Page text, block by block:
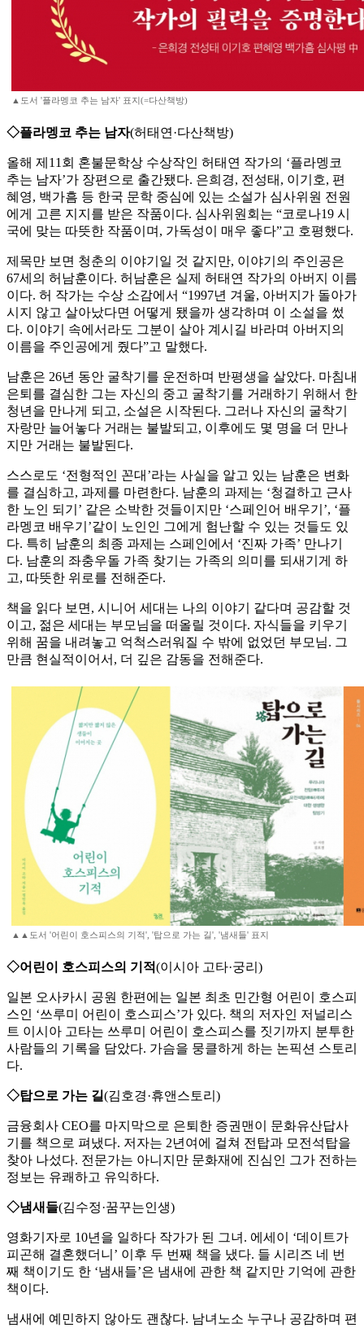
▲도서 '플라멩코 추는 남자' 표지(=다산책방)
◇플라멩코 추는 남자(허태연·다산책방)
올해 제11회 혼불문학상 수상작인 허태연 작가의 ‘플라멩코
추는 남자’가 장편으로 출간됐다. 은희경, 전성태, 이기호, 편
혜영, 백가흠 등 한국 문학 중심에 있는 소설가 심사위원 전원
에게 고른 지지를 받은 작품이다. 심사위원회는 “코로나19 시
국에 맞는 따뜻한 작품이며, 가독성이 매우 좋다”고 호평했다.
제목만 보면 청춘의 이야기일 것 같지만, 이야기의 주인공은
67세의 허남훈이다. 허남훈은 실제 허태연 작가의 아버지 이름
이다. 허 작가는 수상 소감에서 “1997년 겨울, 아버지가 돌아가
시지 않고 살아났다면 어떻게 됐을까 생각하며 이 소설을 썼
다. 이야기 속에서라도 그분이 살아 계시길 바라며 아버지의
이름을 주인공에게 줬다”고 말했다.
남훈은 26년 동안 굴착기를 운전하며 반평생을 살았다. 마침내
은퇴를 결심한 그는 자신의 중고 굴착기를 거래하기 위해서 한
청년을 만나게 되고, 소설은 시작된다. 그러나 자신의 굴착기
자랑만 늘어놓다 거래는 불발되고, 이후에도 몇 명을 더 만나
지만 거래는 불발된다.
스스로도 ‘전형적인 꼰대’라는 사실을 알고 있는 남훈은 변화
를 결심하고, 과제를 마련한다. 남훈의 과제는 ‘청결하고 근사
한 노인 되기’ 같은 소박한 것들이지만 ‘스페인어 배우기’, ‘플
라멩코 배우기’같이 노인인 그에게 험난할 수 있는 것들도 있
다. 특히 남훈의 최종 과제는 스페인에서 ‘진짜 가족’ 만나기
다. 남훈의 좌충우돌 가족 찾기는 가족의 의미를 되새기게 하
고, 따뜻한 위로를 전해준다.
책을 읽다 보면, 시니어 세대는 나의 이야기 같다며 공감할 것
이고, 젊은 세대는 부모님을 떠올릴 것이다. 자식들을 키우기
위해 꿈을 내려놓고 억척스러워질 수 밖에 없었던 부모님. 그
만큼 현실적이어서, 더 깊은 감동을 전해준다.
▲▲도서 '어린이 호스피스의 기적', '탑으로 가는 길', '냄새들' 표지
◇어린이 호스피스의 기적(이시아 고타·궁리)
일본 오사카시 공원 한편에는 일본 최초 민간형 어린이 호스피
스인 ‘쓰루미 어린이 호스피스’가 있다. 책의 저자인 저널리스
트 이시아 고타는 쓰루미 어린이 호스피스를 짓기까지 분투한
사람들의 기록을 담았다. 가슴을 뭉클하게 하는 논픽션 스토리
다.
◇탑으로 가는 길(김호경·휴앤스토리)
금융회사 CEO를 마지막으로 은퇴한 증권맨이 문화유산답사
기를 책으로 펴냈다. 저자는 2년여에 걸쳐 전탑과 모전석탑을
찾아 나섰다. 전문가는 아니지만 문화재에 진심인 그가 전하는
정보는 유쾌하고 유익하다.
◇냄새들(김수정·꿈꾸는인생)
영화기자로 10년을 일하다 작가가 된 그녀. 에세이 ‘데이트가
피곤해 결혼했더니’ 이후 두 번째 책을 냈다. 들 시리즈 네 번
째 책이기도 한 ‘냄새들’은 냄새에 관한 책 같지만 기억에 관한
책이다.
냄새에 예민하지 않아도 괜찮다. 남녀노소 누구나 공감하며 편